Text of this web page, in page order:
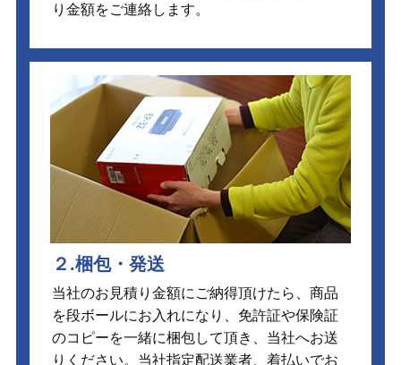
り金額をご連絡します。
２.梱包・発送
当社のお見積り金額にご納得頂けたら、商品
を段ボールにお入れになり、免許証や保険証
のコピーを一緒に梱包して頂き、当社へお送
りください。当社指定配送業者、着払いでお